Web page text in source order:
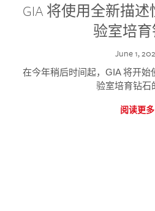
GIA 将使用全新描
验室培
June 1,
在今年稍后时间起，GIA 将开始
验室培育钻石
阅读更多